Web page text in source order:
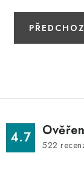
4.7 522